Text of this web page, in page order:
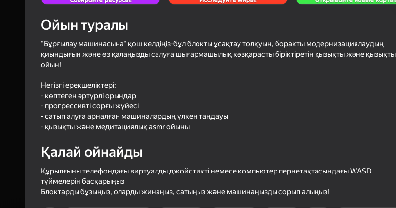
Ойнау
Ойын туралы
"Бұрғылау машинасына" қош келдіңіз-бұл блокты ұсақтау толқуын, боракты модернизациялаудың
қиындығын және өз қалаңызды салуға шығармашылық көзқарасты біріктіретін қызықты және қызықты
ойын!
Негізгі ерекшеліктері:
- көптеген әртүрлі орындар
- прогрессивті сорғы жүйесі
- сатып алуға арналған машиналардың үлкен таңдауы
- қызықты және медитациялық asmr ойыны
Қалай ойнайды
Құрылғыны телефондағы виртуалды джойстикті немесе компьютер пернетақтасындағы WASD
түймелерін басқарыңыз
Блоктарды бұзыңыз, оларды жинаңыз, сатыңыз және машинаңызды сорып алыңыз!